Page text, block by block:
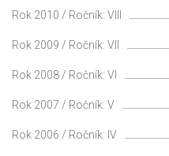
Rok 2010 / Ročník: VIII
Rok 2009 / Ročník: VII
Rok 2008 / Ročník: VI
Rok 2007 / Ročník: V
Rok 2006 / Ročník: IV